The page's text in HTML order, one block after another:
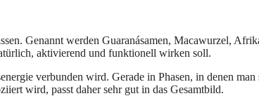
Genannt werden Guaranásamen, Macawurzel,
aktivierend und funktionell wirken soll.
verbunden wird. Gerade in Phasen, in denen man
wird, passt daher sehr gut in das Gesamtbild.